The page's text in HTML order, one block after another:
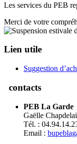
Les services du PEB
Merci de votre
Lien utile
Suggestion
contacts
PEB La Garde
Gaëlle
Tél. :
Email :